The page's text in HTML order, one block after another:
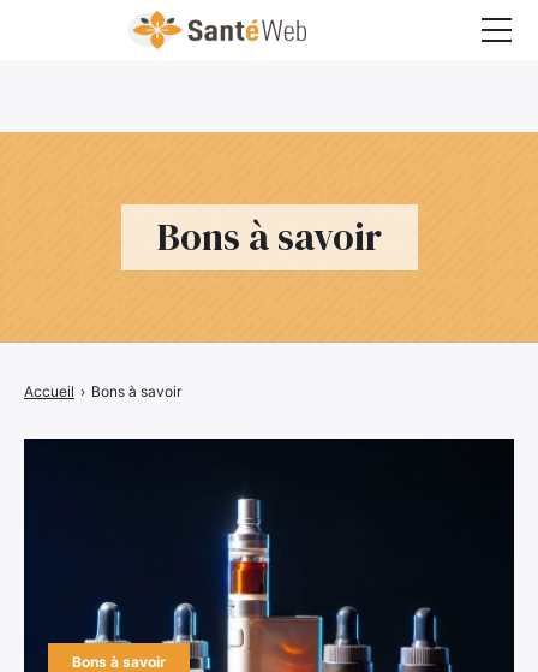
Bons à savoir
Accueil › Bons à savoir
Bons à savoir
Bien-être
Médecine
Psychologie